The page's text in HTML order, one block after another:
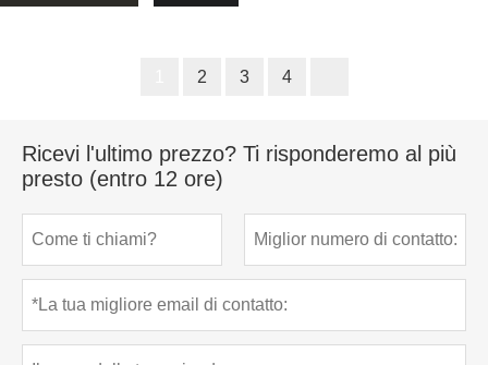
2 3 4
Ricevi l'ultimo prezzo? Ti risponderemo al più
presto (entro 12 ore)